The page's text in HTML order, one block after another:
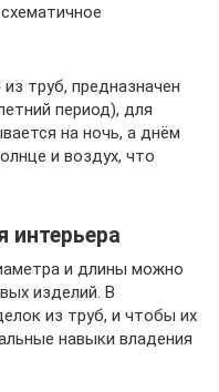
труб, предназначен
период), для
на ночь, а днём
и воздух, что
интерьера
и длины можно
изделий. В
из труб, и чтобы их
навыки владения